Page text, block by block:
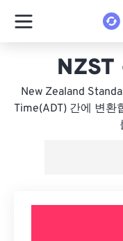
NZST
New Zealand
Time(ADT) 간에 변환